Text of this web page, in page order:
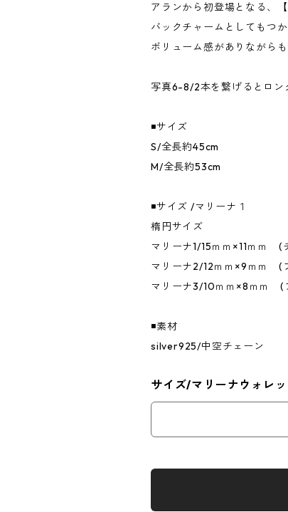
アランから初登場となる、
バックチャームとしてもつか
ボリューム感がありながら
写真6-8/2本を繋げるとロン
◾️サイズ
S/全長約45cm
M/全長約53cm
◾️サイズ /マリーナ１
楕円サイズ
マリーナ1/15ｍｍ×11ｍｍ (
マリーナ2/12ｍｍ×9ｍｍ (
マリーナ3/10ｍｍ×8ｍｍ (
◾️素材
silver925/中空チェーン
サイズ/マリーナウォレ